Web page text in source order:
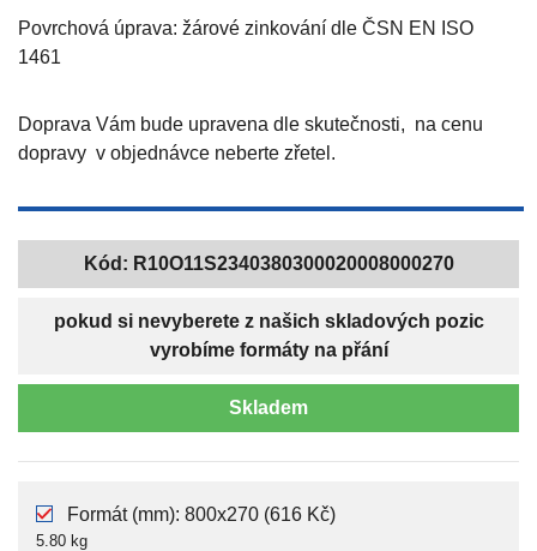
Povrchová úprava: žárové zinkování dle ČSN EN ISO
1461
Doprava Vám bude upravena dle skutečnosti, na cenu
dopravy v objednávce neberte zřetel.
Kód: R10O11S2340380300020008000270
pokud si nevyberete z našich skladových pozic
vyrobíme formáty na přání
Skladem
Formát (mm): 800x270 (616 Kč)
5.80 kg